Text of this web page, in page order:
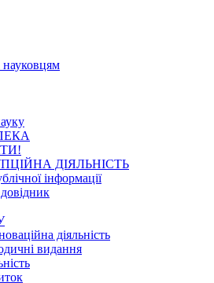
науковцям
ДІЯЛЬНІСТЬ
інформації
діяльність
видання